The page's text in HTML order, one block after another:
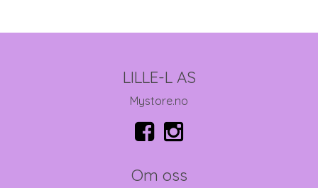
LILLE-L AS
Mystore.no
Om oss